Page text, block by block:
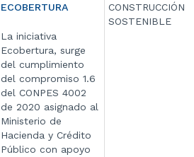
ECOBERTURA
La iniciativa
Ecobertura, surge
del cumplimiento
del compromiso 1.6
del CONPES 4002
de 2020 asignado al
Ministerio de
Hacienda y Crédito
Público con apoyo
CONSTRUCCIÓN
SOSTENIBLE